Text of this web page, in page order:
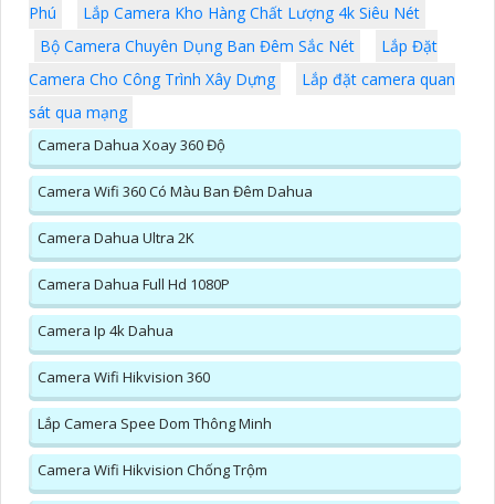
Phú
Lắp Camera Kho Hàng Chất Lượng 4k Siêu Nét
Bộ Camera Chuyên Dụng Ban Đêm Sắc Nét
Lắp Đặt
Camera Cho Công Trình Xây Dựng
Lắp đặt camera quan
sát qua mạng
Camera Dahua Xoay 360 Độ
Camera Wifi 360 Có Màu Ban Đêm Dahua
Camera Dahua Ultra 2K
Camera Dahua Full Hd 1080P
Camera Ip 4k Dahua
Camera Wifi Hikvision 360
Lắp Camera Spee Dom Thông Minh
Camera Wifi Hikvision Chống Trộm